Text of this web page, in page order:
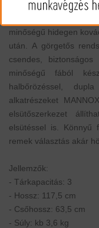
A Steyr Mannlicher
minőségű hidegen
után. A görgetős
csendes,
minőségű fából
halbőrözéssel,
alkatrészeket
elsütőszerkezet
elsütéssel is. Könnyű
remek választás akár
Jellemzők:
- Tárkapacitás: 3
- Hossz: 117,5 cm
- Csőhossz: 63,5 cm
- Súly: kb 3,6 kg